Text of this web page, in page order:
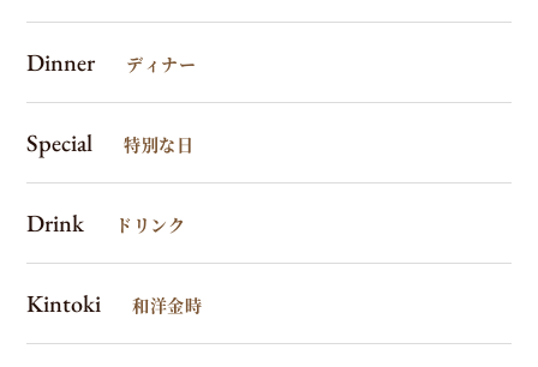
Dinner ディナー
Special 特別な日
Drink ドリンク
Kintoki 和洋金時